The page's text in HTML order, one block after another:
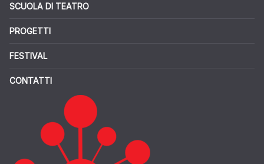
SCUOLA DI TEATRO
PROGETTI
FESTIVAL
CONTATTI